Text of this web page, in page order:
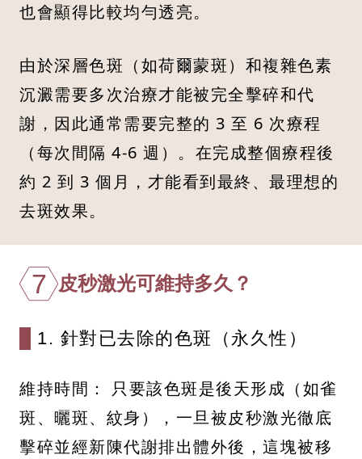
也會顯得比較均勻透亮。
由於深層色斑（如荷爾蒙斑）和複雜色素
沉澱需要多次治療才能被完全擊碎和代
謝，因此通常需要完整的 3 至 6 次療程
（每次間隔 4-6 週）。在完成整個療程後
約 2 到 3 個月，才能看到最終、最理想的
去斑效果。
7 皮秒激光可維持多久？
1. 針對已去除的色斑（永久性）
維持時間： 只要該色斑是後天形成（如雀
斑、曬斑、紋身），一旦被皮秒激光徹底
擊碎並經新陳代謝排出體外後，這塊被移